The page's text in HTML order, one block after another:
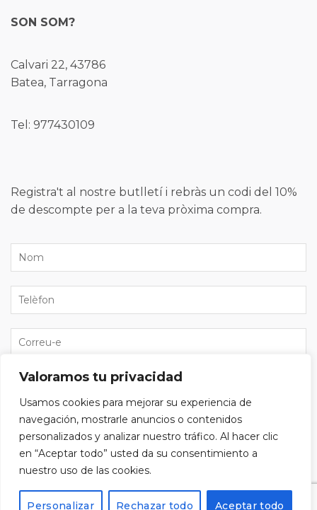
Valoramos tu privacidad
Usamos cookies para mejorar su experiencia de
navegación, mostrarle anuncios o contenidos
personalizados y analizar nuestro tráfico. Al hacer clic
en “Aceptar todo” usted da su consentimiento a
nuestro uso de las cookies.
Personalizar Rechazar todo Aceptar todo
SON SOM?
Calvari 22, 43786
Batea, Tarragona
Tel: 977430109
Registra't al nostre butlletí i rebràs un codi del 10%
de descompte per a la teva pròxima compra.
subscriure'm al butlletí.
Alternative: